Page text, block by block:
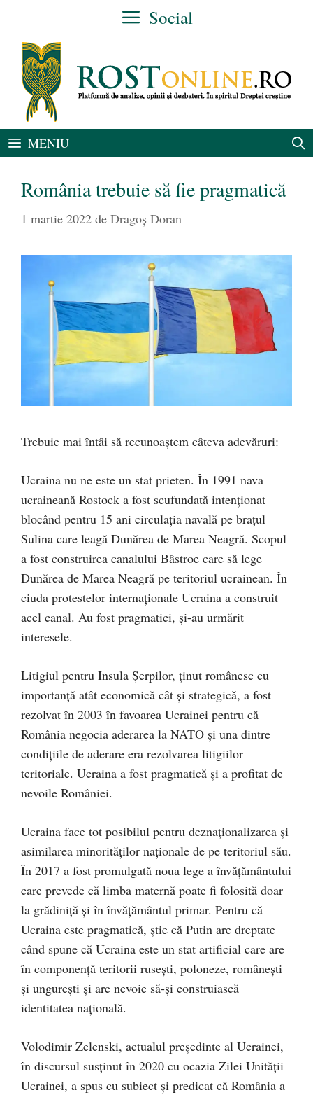
conținut
Social
MENIU
România trebuie să fie pragmatică
1 martie 2022 de Dragoș Doran
Trebuie mai întâi să recunoaștem câteva adevăruri:
Ucraina nu ne este un stat prieten. În 1991 nava
ucraineană Rostock a fost scufundată intenționat
blocând pentru 15 ani circulația navală pe brațul
Sulina care leagă Dunărea de Marea Neagră. Scopul
a fost construirea canalului Bâstroe care să lege
Dunărea de Marea Neagră pe teritoriul ucrainean. În
ciuda protestelor internaționale Ucraina a construit
acel canal. Au fost pragmatici, și-au urmărit
interesele.
Litigiul pentru Insula Șerpilor, ținut românesc cu
importanță atât economică cât și strategică, a fost
rezolvat în 2003 în favoarea Ucrainei pentru că
România negocia aderarea la NATO și una dintre
condițiile de aderare era rezolvarea litigiilor
teritoriale. Ucraina a fost pragmatică și a profitat de
nevoile României.
Ucraina face tot posibilul pentru deznaționalizarea și
asimilarea minorităților naționale de pe teritoriul său.
În 2017 a fost promulgată noua lege a învățământului
care prevede că limba maternă poate fi folosită doar
la grădiniță și în învățământul primar. Pentru că
Ucraina este pragmatică, știe că Putin are dreptate
când spune că Ucraina este un stat artificial care are
în componență teritorii rusești, poloneze, românești
și ungurești și are nevoie să-și construiască
identitatea națională.
Volodimir Zelenski, actualul președinte al Ucrainei,
în discursul susținut în 2020 cu ocazia Zilei Unității
Ucrainei, a spus cu subiect și predicat că România a